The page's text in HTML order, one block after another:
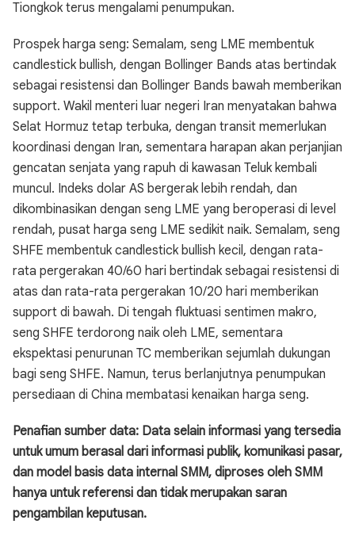
Tiongkok terus mengalami penumpukan.
Prospek harga seng: Semalam, seng LME membentuk
candlestick bullish, dengan Bollinger Bands atas bertindak
sebagai resistensi dan Bollinger Bands bawah memberikan
support. Wakil menteri luar negeri Iran menyatakan bahwa
Selat Hormuz tetap terbuka, dengan transit memerlukan
koordinasi dengan Iran, sementara harapan akan perjanjian
gencatan senjata yang rapuh di kawasan Teluk kembali
muncul. Indeks dolar AS bergerak lebih rendah, dan
dikombinasikan dengan seng LME yang beroperasi di level
rendah, pusat harga seng LME sedikit naik. Semalam, seng
SHFE membentuk candlestick bullish kecil, dengan rata-
rata pergerakan 40/60 hari bertindak sebagai resistensi di
atas dan rata-rata pergerakan 10/20 hari memberikan
support di bawah. Di tengah fluktuasi sentimen makro,
seng SHFE terdorong naik oleh LME, sementara
ekspektasi penurunan TC memberikan sejumlah dukungan
bagi seng SHFE. Namun, terus berlanjutnya penumpukan
persediaan di China membatasi kenaikan harga seng.
Penafian sumber data: Data selain informasi yang tersedia
untuk umum berasal dari informasi publik, komunikasi pasar,
dan model basis data internal SMM, diproses oleh SMM
hanya untuk referensi dan tidak merupakan saran
pengambilan keputusan.